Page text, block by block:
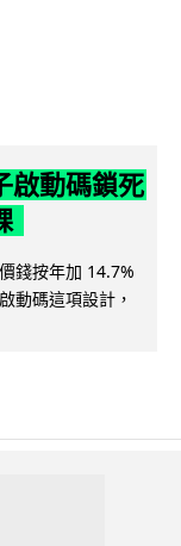
啟動碼鎖死
錢按年加 14.7%
動碼這項設計，